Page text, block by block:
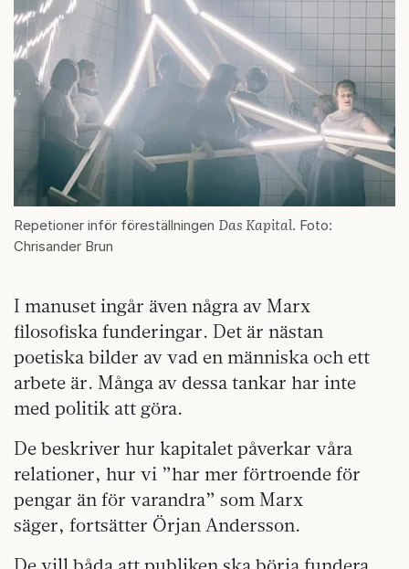
Repetioner inför föreställningen Das Kapital. Foto:
Chrisander Brun
I manuset ingår även några av Marx
filosofiska funderingar. Det är nästan
poetiska bilder av vad en människa och ett
arbete är. Många av dessa tankar har inte
med politik att göra.
De beskriver hur kapitalet påverkar våra
relationer, hur vi ”har mer förtroende för
pengar än för varandra” som Marx
säger, fortsätter Örjan Andersson.